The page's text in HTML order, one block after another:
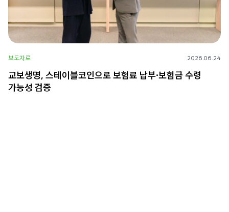
보도자료 2026.06.24
교보생명, 스테이블코인으로 보험료 납부∙보험금 수령
가능성 검증